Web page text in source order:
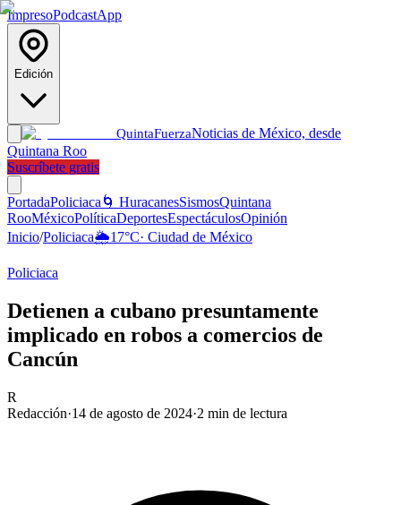
ImpresoPodcastApp
Edición
QuintaFuerzaNoticias de México, desde
Quintana Roo
Suscríbete gratis
PortadaPoliciaca 🌀 HuracanesSismosQuintana
RooMéxicoPolíticaDeportesEspectáculosOpinión
Inicio/Policiaca🌦️17°C· Ciudad de México
Policiaca
Detienen a cubano presuntamente
implicado en robos a comercios de
Cancún
R
Redacción·14 de agosto de 2024·2 min de lectura